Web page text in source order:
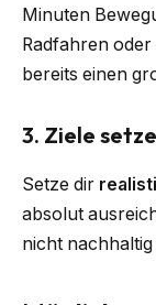
Minuten
Radfahren
bereits einen
3. Ziele
Setze dir
absolut
nicht